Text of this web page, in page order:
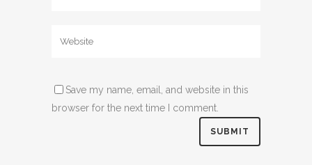
Save my name, email, and website in this
browser for the next time I comment.